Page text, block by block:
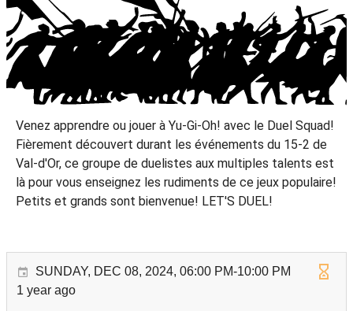
Venez apprendre ou jouer à Yu-Gi-Oh! avec le Duel Squad!
Fièrement découvert durant les événements du 15-2 de
Val-d'Or, ce groupe de duelistes aux multiples talents est
là pour vous enseignez les rudiments de ce jeux populaire!
Petits et grands sont bienvenue! LET'S DUEL!
SUNDAY, DEC 08, 2024, 06:00 PM-10:00 PM
1 year ago